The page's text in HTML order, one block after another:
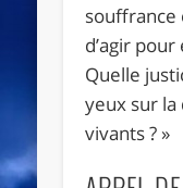
souffrance
d’agir pour
Quelle
yeux sur la
vivants ? »